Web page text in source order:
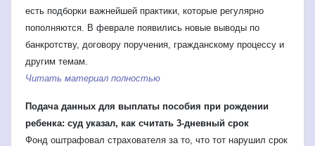
есть подборки важнейшей практики, которые регулярно
пополняются. В феврале появились новые выводы по
банкротству, договору поручения, гражданскому процессу и
другим темам.
Читать материал полностью
Подача данных для выплаты пособия при рождении
ребенка: суд указал, как считать 3-дневный срок
Фонд оштрафовал страхователя за то, что тот нарушил срок